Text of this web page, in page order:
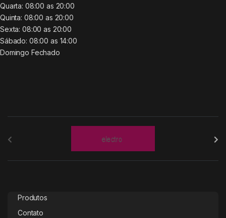
Quarta: 08:00 as 20:00
Quinta: 08:00 as 20:00
Sexta:08:00 as 20:00
Sábado: 08:00 as 14:00
Domingo Fechado
Produtos
Contato